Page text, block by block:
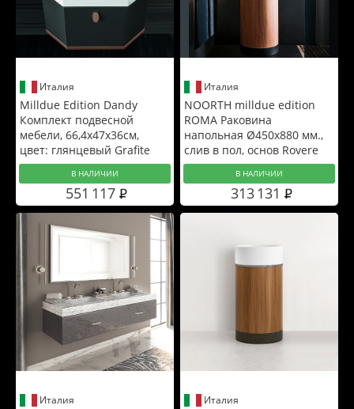
Италия
Milldue Edition Dandy
Комплект подвесной
мебели, 66,4x47x36см,
цвет: глянцевый Grafite
В НАЛИЧИИ
551 117
Италия
NOORTH milldue edition
ROMA Раковина
напольная Ø450x880 мм.,
слив в пол, основ Rovere
Nero, корпус Noce
Canaletto, вставка Oro,
раковина Nero opaco
В НАЛИЧИИ
313 131
Италия Италия